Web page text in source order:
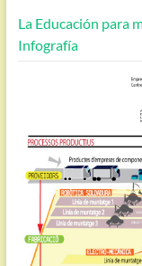
La Educación para
Infografía